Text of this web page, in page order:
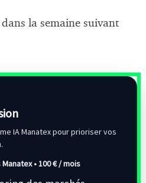
la semaine suivant
IA Manatex pour prioriser vos
•100 € / mois